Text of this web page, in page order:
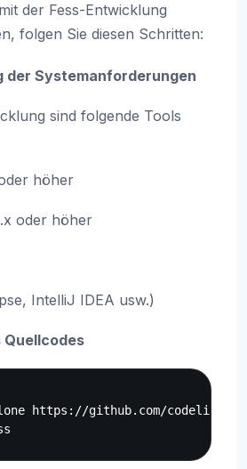
der Fess-Entwicklung
folgen Sie diesen Schritten:
der Systemanforderungen
sind folgende Tools
höher
oder höher
IntelliJ IDEA usw.)